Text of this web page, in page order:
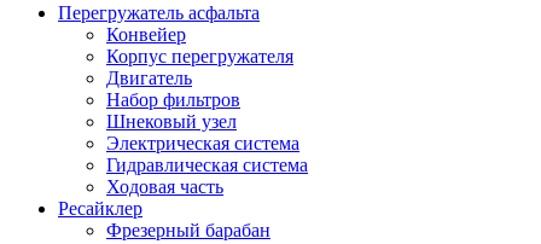
Перегружатель асфальта
Конвейер
Корпус перегружателя
Двигатель
Набор фильтров
Шнековый узел
Электрическая система
Гидравлическая система
Ходовая часть
Ресайклер
Фрезерный барабан